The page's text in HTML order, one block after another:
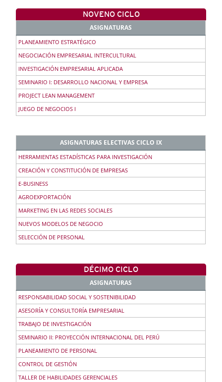
NOVENO CICLO
ASIGNATURAS
PLANEAMIENTO ESTRATÉGICO
NEGOCIACIÓN EMPRESARIAL INTERCULTURAL
INVESTIGACIÓN EMPRESARIAL APLICADA
SEMINARIO I: DESARROLLO NACIONAL Y EMPRESA
PROJECT LEAN MANAGEMENT
JUEGO DE NEGOCIOS I
ASIGNATURAS ELECTIVAS CICLO IX
HERRAMIENTAS ESTADÍSTICAS PARA INVESTIGACIÓN
CREACIÓN Y CONSTITUCIÓN DE EMPRESAS
E-BUSINESS
AGROEXPORTACIÓN
MARKETING EN LAS REDES SOCIALES
NUEVOS MODELOS DE NEGOCIO
SELECCIÓN DE PERSONAL
DÉCIMO CICLO
ASIGNATURAS
RESPONSABILIDAD SOCIAL Y SOSTENIBILIDAD
ASESORÍA Y CONSULTORÍA EMPRESARIAL
TRABAJO DE INVESTIGACIÓN
SEMINARIO II: PROYECCIÓN INTERNACIONAL DEL PERÚ
PLANEAMIENTO DE PERSONAL
CONTROL DE GESTIÓN
TALLER DE HABILIDADES GERENCIALES